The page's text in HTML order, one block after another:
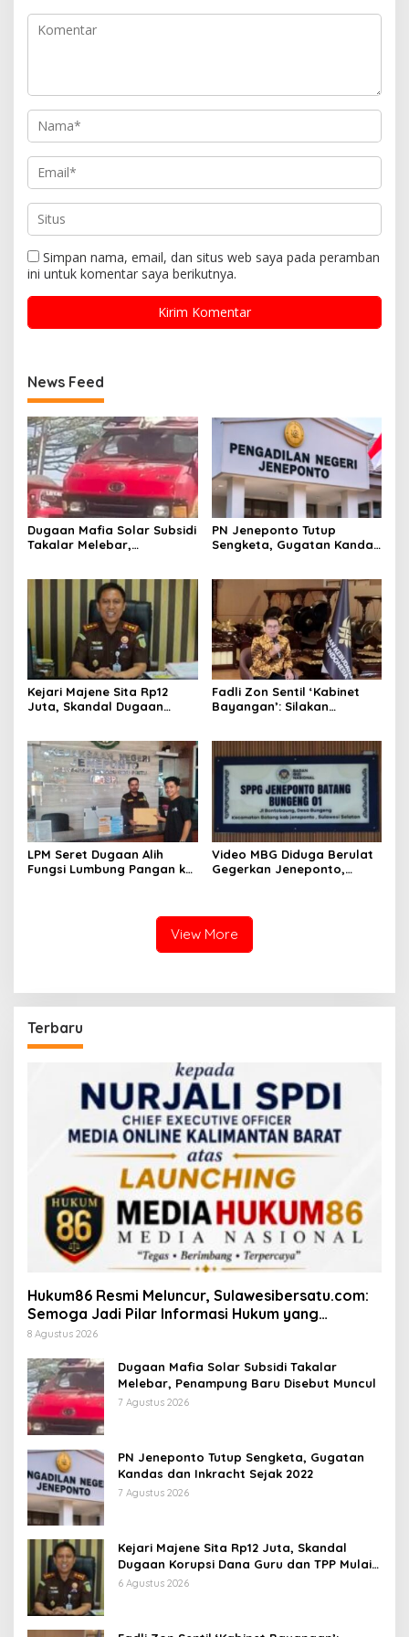
Simpan nama, email, dan situs web saya pada peramban
ini untuk komentar saya berikutnya.
News Feed
Dugaan Mafia Solar Subsidi
Takalar Melebar,
PN Jeneponto Tutup
Sengketa, Gugatan Kandas
Kejari Majene Sita Rp12
Juta, Skandal Dugaan
Fadli Zon Sentil ‘Kabinet
Bayangan’: Silakan
LPM Seret Dugaan Alih
Fungsi Lumbung Pangan ke
Video MBG Diduga Berulat
Gegerkan Jeneponto,
View More
Terbaru
Hukum86 Resmi Meluncur, Sulawesibersatu.com:
Semoga Jadi Pilar Informasi Hukum yang
Berintegritas
8 Agustus 2026
Dugaan Mafia Solar Subsidi Takalar
Melebar, Penampung Baru Disebut Muncul
7 Agustus 2026
PN Jeneponto Tutup Sengketa, Gugatan
Kandas dan Inkracht Sejak 2022
7 Agustus 2026
Kejari Majene Sita Rp12 Juta, Skandal
Dugaan Korupsi Dana Guru dan TPP Mulai
Terkuak
6 Agustus 2026